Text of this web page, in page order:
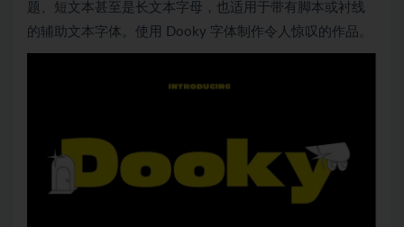
题、短文本甚至是长文本字母，也适用于带有脚本或衬线
的辅助文本字体。使用 Dooky 字体制作令人惊叹的作品。